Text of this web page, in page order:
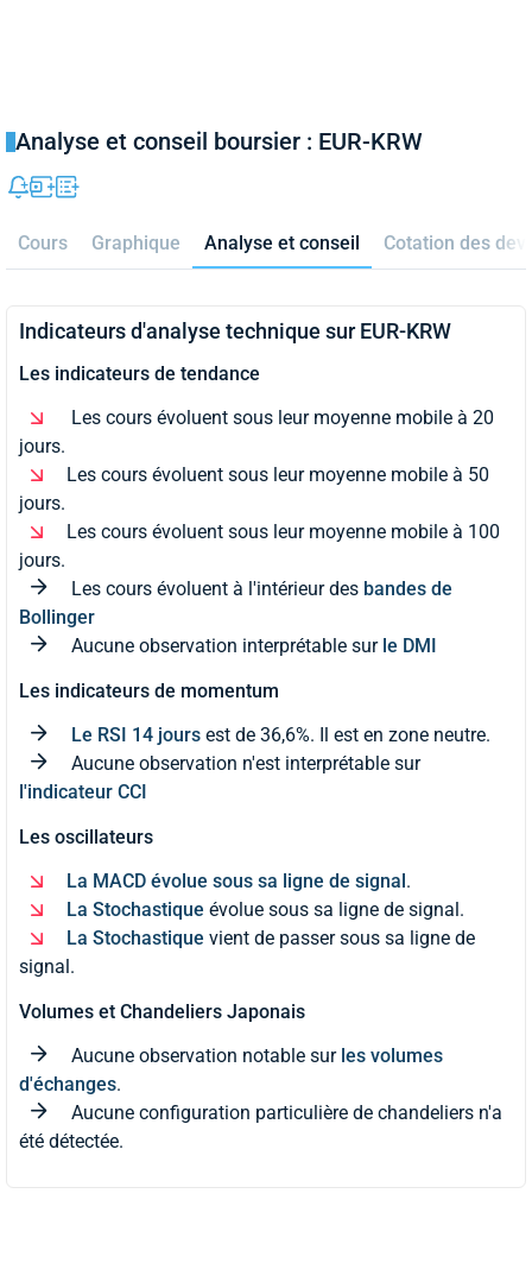
Analyse et conseil boursier : EUR-KRW
Cours Graphique Analyse et conseil Cotation des
Indicateurs d'analyse technique sur EUR-KRW
Les indicateurs de tendance
Les cours évoluent sous leur moyenne mobile à 20
jours.
Les cours évoluent sous leur moyenne mobile à 50
jours.
Les cours évoluent sous leur moyenne mobile à 100
jours.
Les cours évoluent à l'intérieur des bandes de
Bollinger
Aucune observation interprétable sur le DMI
Les indicateurs de momentum
Le RSI 14 jours est de 36,6%. Il est en zone neutre.
Aucune observation n'est interprétable sur
l'indicateur CCI
Les oscillateurs
La MACD évolue sous sa ligne de signal.
La Stochastique évolue sous sa ligne de signal.
La Stochastique vient de passer sous sa ligne de
signal.
Volumes et Chandeliers Japonais
Aucune observation notable sur les volumes
d'échanges.
Aucune configuration particulière de chandeliers n'a
été détectée.